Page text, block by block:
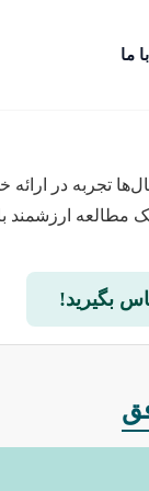
ما
تجربه در
مطالعه ارزشمند
بگیرید!